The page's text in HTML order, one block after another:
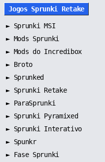
Jogos Sprunki Retake
► Sprunki MSI
► Mods Sprunki
► Mods do Incredibox
► Broto
► Sprunked
► Sprunki Retake
► ParaSprunki
► Sprunki Pyramixed
► Sprunki Interativo
► Spunkr
► Fase Sprunki